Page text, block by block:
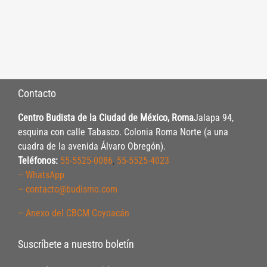
Contacto
Centro Budista de la Ciudad de México, RomaJalapa 94,
esquina con calle Tabasco. Colonia Roma Norte (a una
cuadra de la avenida Álvaro Obregón).
Teléfonos: 55-5525-0086, 55-5525-4023
– WhatsApp
– contacto@budismo.com
– Anexo del CBCM Coyoacán
Suscríbete a nuestro boletín